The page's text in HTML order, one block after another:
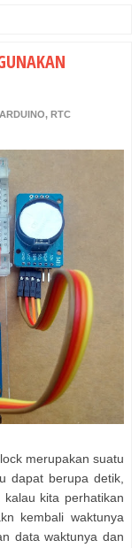
ARDUINO, RTC
merupakan suatu
dapat berupa detik,
kita perhatikan
kembali waktunya
data waktunya dan